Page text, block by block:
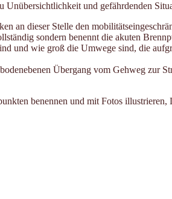
Unübersichtlichkeit und gefährdenden
an dieser Stelle den
sondern benennt die akuten
und wie groß die Umwege sind, die
Übergang vom Gehweg zur
benennen und mit Fotos illustrieren,